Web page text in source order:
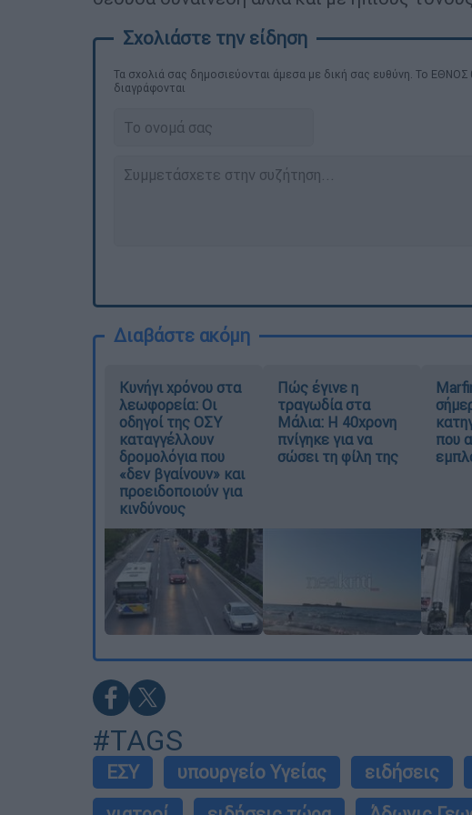
Τα σχολιά σας δημοσιεύονται άμεσα με δική σας ευθύνη. Το ΕΘΝΟΣ
διαγράφονται
Διαβάστε ακόμη
Κυνήγι χρόνου στα
λεωφορεία: Οι
οδηγοί της ΟΣΥ
καταγγέλλουν
δρομολόγια που
«δεν βγαίνουν» και
προειδοποιούν για
κινδύνους
Πώς έγινε η
τραγωδία στα
Μάλια: Η 40χρονη
πνίγηκε για να
σώσει τη φίλη της
που
#TAGS
ΕΣΥ υπουργείο Υγείας ειδήσεις